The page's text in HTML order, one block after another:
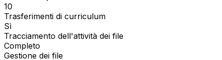
10
Trasferimenti di curriculum
Sì
Tracciamento dell'attività dei file
Completo
Gestione dei file